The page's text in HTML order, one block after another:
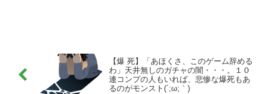
【爆 死】「あほくさ、このゲーム辞める
わ」天井無しのガチャの闇・・・。１０
連コンプの人もいれば、悲惨な爆死もあ
るのがモンスト(´;ω;｀)